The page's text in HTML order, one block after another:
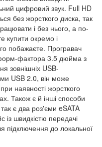
цифровий звук. Full HD
без жорсткого диска, так
і без нього, а по-
купити окремо і
побажаєте. Програвач
фактора 3.5 дюйма з
зовнішніх USB-
USB 2.0, він може
наявності жорсткого
Також є й інші способи
є два роз'єми eSATA
із швидкістю передачі
підключення до локальної